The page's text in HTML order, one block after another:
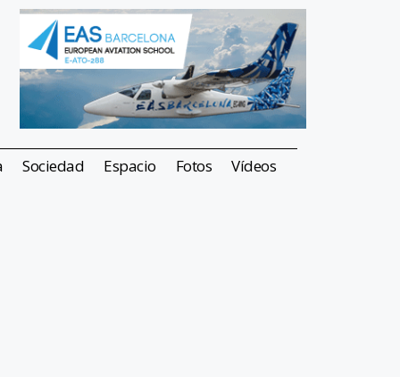
Sociedad Espacio Fotos Vídeos